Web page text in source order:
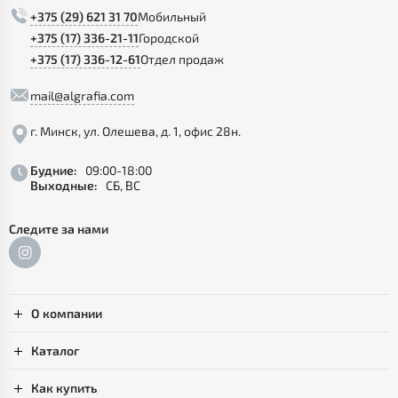
+375 (29) 621 31 70Мобильный
+375 (17) 336-21-11Городской
+375 (17) 336-12-61Отдел продаж
mail@algrafia.com
г. Минск, ул. Олешева, д. 1, офис 28н.
Будние:
09:00-18:00
Выходные: СБ, ВС
Следите за нами
О компании
Каталог
Как купить